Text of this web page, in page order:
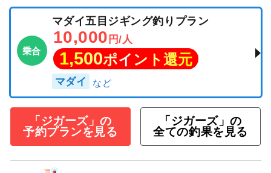
乗合
マダイ五目ジギング釣りプラン
10,000 円/人
1,500ポイント還元
マダイ
「ジガーズ」の
予約プランを見る
「ジガーズ」の
全ての釣果を見る